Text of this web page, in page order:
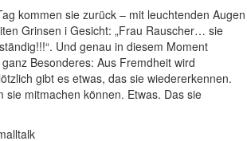
kommen sie zurück – mit leuchtenden Augen
Grinsen i Gesicht: „Frau Rauscher… sie
Und genau in diesem Moment
Besonderes: Aus Fremdheit wird
gibt es etwas, das sie wiedererkennen.
sie mitmachen können. Etwas. Das sie